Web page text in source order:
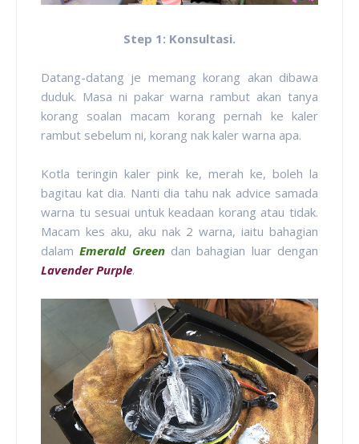
Step 1: Konsultasi.
Datang-datang je memang korang akan dibawa
duduk. Masa ni pakar warna rambut akan tanya
korang soalan macam korang pernah ke kaler
rambut sebelum ni, korang nak kaler warna apa.
Kotla teringin kaler pink ke, merah ke, boleh la
bagitau kat dia. Nanti dia tahu nak advice samada
warna tu sesuai untuk keadaan korang atau tidak.
Macam kes aku, aku nak 2 warna, iaitu bahagian
dalam Emerald Greendan bahagian luar dengan
Lavender Purple.